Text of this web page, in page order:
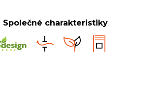
Společné charakteristiky